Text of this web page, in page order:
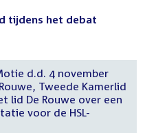
tijdens het debat
d.d. 4 november
Tweede Kamerlid
lid De Rouwe over een
voor de HSL-